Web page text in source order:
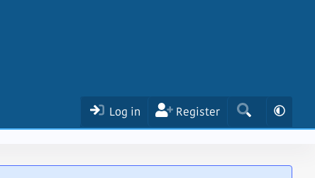
Log in Register